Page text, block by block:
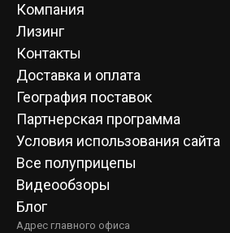
Компания
Лизинг
Контакты
Доставка и оплата
География поставок
Партнерская программа
Условия использования сайта
Все полуприцепы
Видеообзоры
Блог
Адрес главного офиса